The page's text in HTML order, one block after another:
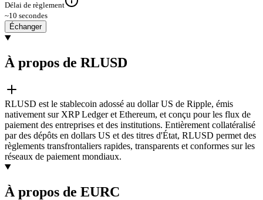
Délai de règlement
~10 secondes
Échanger
À propos de RLUSD
RLUSD est le stablecoin adossé au dollar US de Ripple, émis
nativement sur XRP Ledger et Ethereum, et conçu pour les flux de
paiement des entreprises et des institutions. Entièrement collatéralisé
par des dépôts en dollars US et des titres d'État, RLUSD permet des
règlements transfrontaliers rapides, transparents et conformes sur les
réseaux de paiement mondiaux.
À propos de EURC